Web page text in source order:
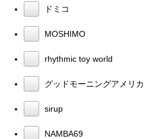
ドミコ
MOSHIMO
rhythmic toy world
グッドモーニングアメリカ
sirup
NAMBA69